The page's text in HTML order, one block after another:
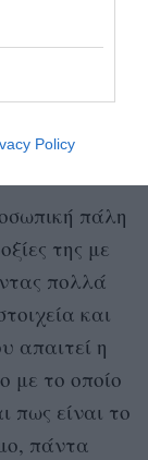
Policy
πάλη
της με
πολλά
και
απαιτεί η
με το οποίο
πως είναι το
πάντα